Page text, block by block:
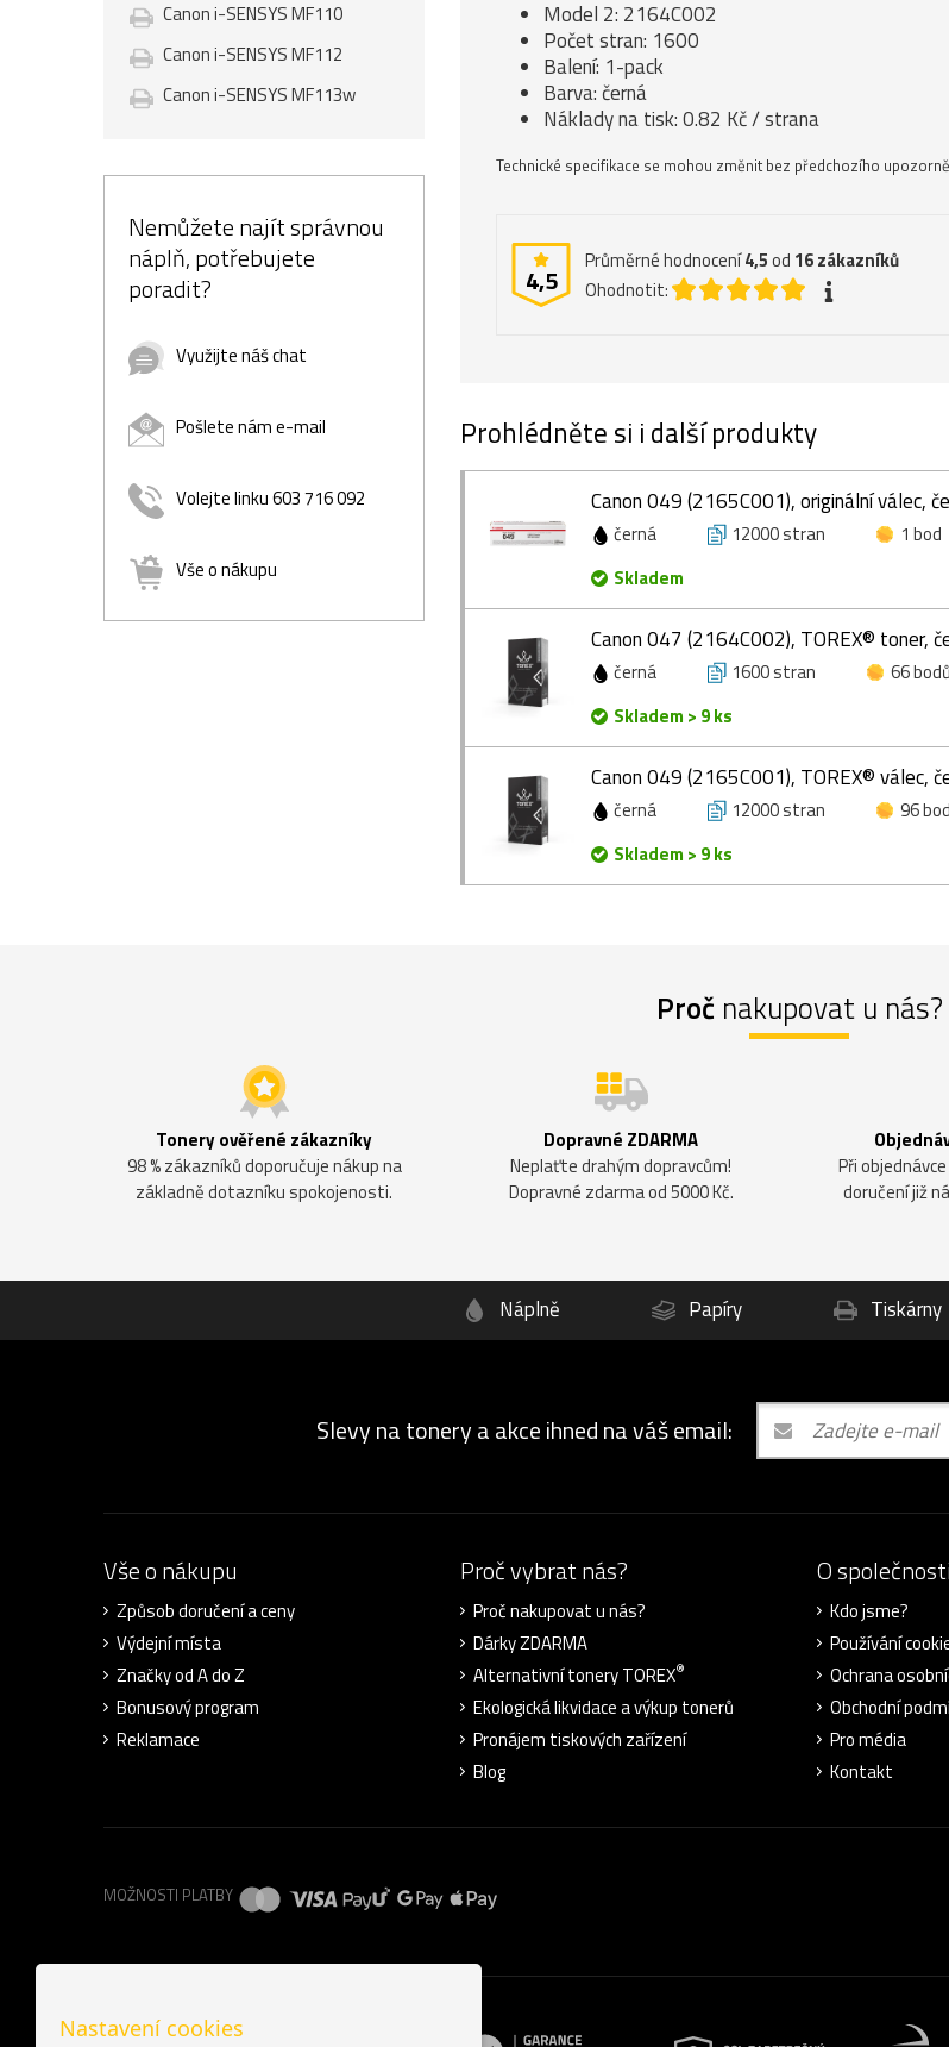
Canon i-SENSYS MF110
Canon i-SENSYS MF112
Canon i-SENSYS MF113w
Nemůžete najít správnou
náplň, potřebujete
poradit?
Využijte náš chat
Pošlete nám e-mail
Volejte linku 603 716 092
Vše o nákupu
Model 2: 2164C002
Počet stran: 1600
Balení: 1-pack
Barva: černá
Náklady na tisk: 0.82 Kč / strana
Technické specifikace se mohou změnit bez předchozího
4,5
Průměrné hodnocení4,5od 16zákazníků
Ohodnotit:
Prohlédněte si i další produkty
Canon 049 (2165C001), originální válec,
černá 12000 stran
1 bod
Skladem
Canon 047 (2164C002), TOREX® toner,
černá 1600 stran
66 bodů
Skladem > 9 ks
Canon 049 (2165C001), TOREX® válec,
černá 12000 stran
96
Skladem > 9 ks
Proč nakupovat u nás?
Tonery ověřené zákazníky
98 % zákazníků doporučuje nákup na
základně dotazníku spokojenosti.
Dopravné ZDARMA
Neplaťte drahým dopravcům!
Dopravné zdarma od 5000 Kč.
Při
doručení již
Náplně Papíry Tiskárny
Slevy na tonery a akce ihned na váš email:
Vše o nákupu
Způsob doručení a ceny
Výdejní místa
Značky od A do Z
Bonusový program
Reklamace
Proč vybrat nás?
Proč nakupovat u nás?
Dárky ZDARMA
Alternativní tonery TOREX®
Ekologická likvidace a výkup tonerů
Pronájem tiskových zařízení
Blog
O společnosti
Kdo jsme?
Používání
Ochrana
Obchodní
Pro média
Kontakt
MOŽNOSTI PLATBY
Nastavení cookies